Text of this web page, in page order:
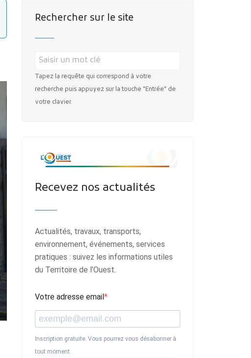
Rechercher sur le site
Tapez la requête qui correspond à votre
recherche puis appuyez sur la touche "Entrée" de
votre clavier.
Recevez nos actualités
Actualités, travaux, transports,
environnement, événements, services
pratiques : suivez les informations utiles
du Territoire de l’Ouest.
Votre adresse email
Inscription gratuite. Vous pourrez vous désabonner à
tout moment.